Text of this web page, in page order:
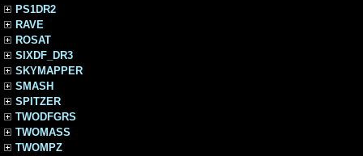
PS1DR2
RAVE
ROSAT
SIXDF_DR3
SKYMAPPER
SMASH
SPITZER
TWODFGRS
TWOMASS
TWOMPZ